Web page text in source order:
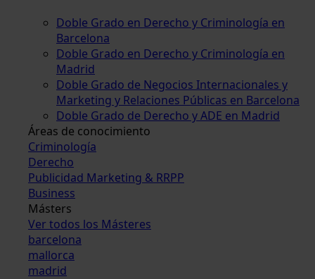
Doble Grado en Derecho y Criminología en
Barcelona
Doble Grado en Derecho y Criminología en
Madrid
Doble Grado de Negocios Internacionales y
Marketing y Relaciones Públicas en Barcelona
Doble Grado de Derecho y ADE en Madrid
Áreas de conocimiento
Criminología
Derecho
Publicidad Marketing & RRPP
Business
Másters
Ver todos los Másteres
barcelona
mallorca
madrid